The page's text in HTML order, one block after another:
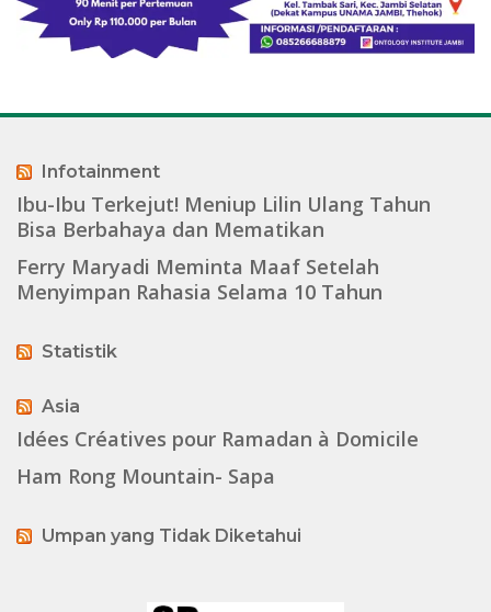
Infotainment
Ibu-Ibu Terkejut! Meniup Lilin Ulang Tahun
Bisa Berbahaya dan Mematikan
Ferry Maryadi Meminta Maaf Setelah
Menyimpan Rahasia Selama 10 Tahun
Statistik
Asia
Idées Créatives pour Ramadan à Domicile
Ham Rong Mountain- Sapa
Umpan yang Tidak Diketahui